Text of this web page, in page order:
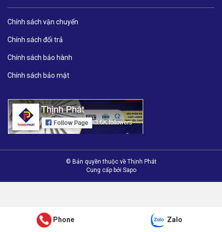
Chính sách vận chuyển
Chính sách đổi trả
Chính sách bảo hành
Chính sách bảo mật
© Bản quyền thuộc về Thịnh Phát
Cung cấp bởi Sapo
Phone Zalo